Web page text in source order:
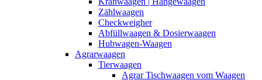
Zählwaagen
Checkweigher
Abfüllwaagen & Dosierwaagen
Hubwagen-Waagen
Agrarwaagen
Tierwaagen
Agrar Tischwaagen vom Waagen